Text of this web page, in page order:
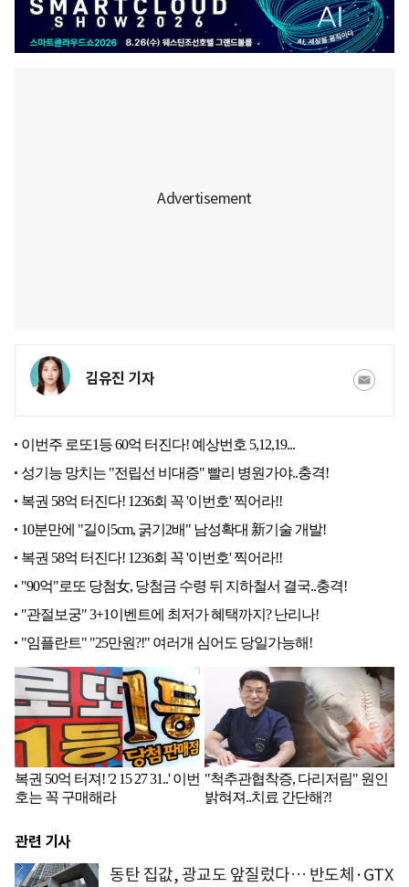
김유진 기자
관련 기사
동탄 집값, 광교도 앞질렀다… 반도체·GTX